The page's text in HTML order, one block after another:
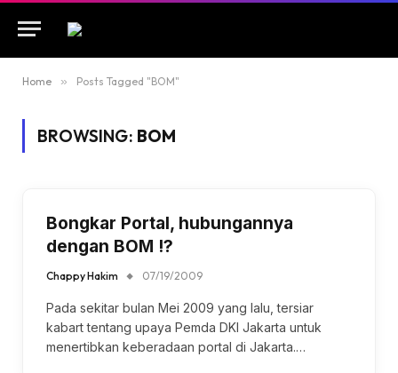
Home » Posts Tagged "BOM"
BROWSING: BOM
Bongkar Portal, hubungannya
dengan BOM !?
Chappy Hakim 07/19/2009
Pada sekitar bulan Mei 2009 yang lalu, tersiar
kabart tentang upaya Pemda DKI Jakarta untuk
menertibkan keberadaan portal di Jakarta.…